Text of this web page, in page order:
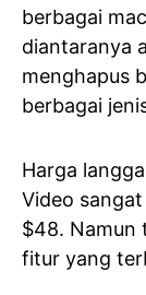
berbagai
diantaranya
menghapus
berbagai
Harga
Video
$48. Namun
fitur yang